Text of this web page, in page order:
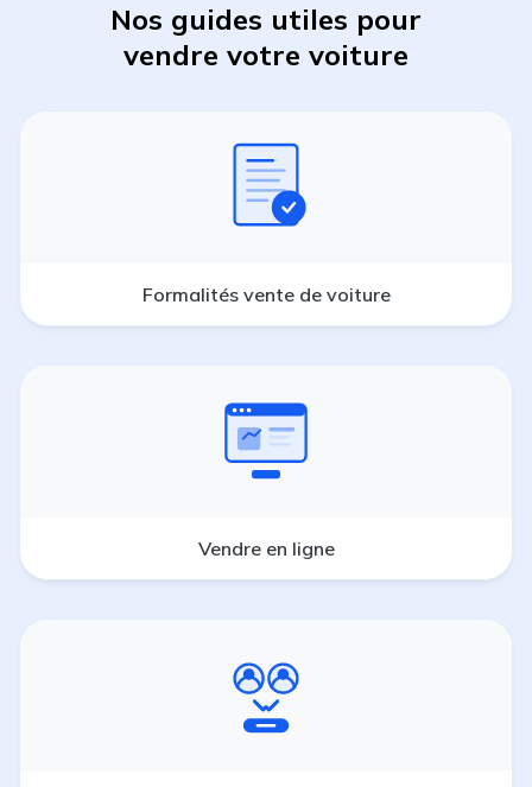
Nos guides utiles pour
vendre votre voiture
Formalités vente de voiture
Vendre en ligne